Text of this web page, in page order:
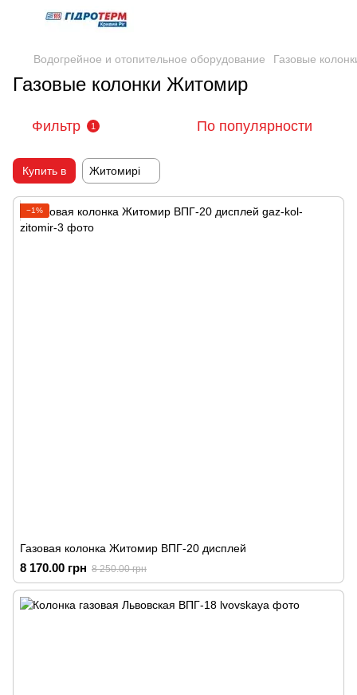
Водогрейное и отопительное оборудование Газовые
Газовые колонки Житомир
Фильтр 1 По популярности
Купить в Житомирі
−1%
Газовая колонка Житомир ВПГ-20 дисплей
8 170.00 грн 8 250.00 грн